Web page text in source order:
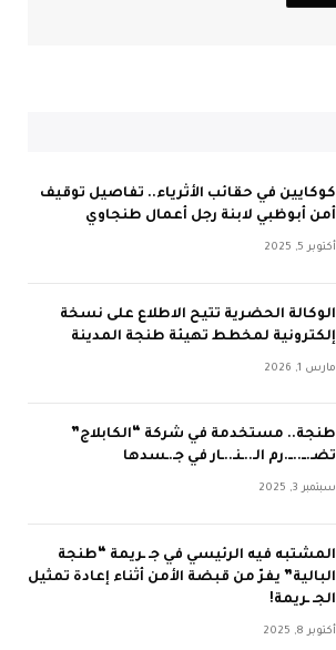
كوكايين في حقائب الأثرياء.. تفاصيل توقيف
أمن أبوظبي لابنة رجل أعمال طنجاوي
أكتوبر 5, 2025
الوكالة الحضرية تتيح الاطلاع على نسخة
إلكترونية لمخطط تهيئة طنجة المدينة
مارس 1, 2026
طنجة.. مستخدمة في شركة “الكابلاج”
تضـ.ــ..ــ.رم الـ..ـنـ..ـار في جـ.ـسدها
سبتمبر 3, 2025
المشتبه فيه الرئيسي في جـ ـريمة “طنجة
البالية” يفرّ من قبضة الأمن أثناء إعادة تمثيل
الجـ ـريمة!
أكتوبر 8, 2025